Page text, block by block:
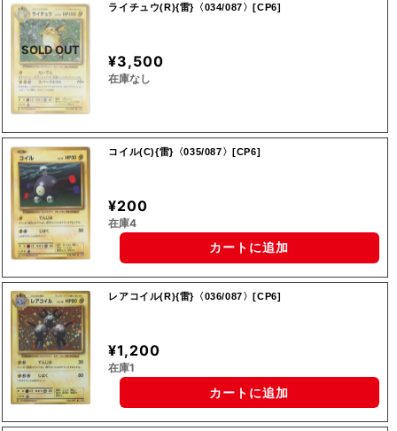
SOLD OUT
ライチュウ(R){雷}〈034/087〉[CP6]
¥3,500
在庫なし
コイル(C){雷}〈035/087〉[CP6]
¥200
在庫4
カートに追加
レアコイル(R){雷}〈036/087〉[CP6]
¥1,200
在庫1
カートに追加